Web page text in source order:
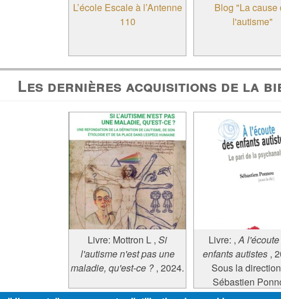
L’école Escale à l’Antenne
110
Blog "La cause
l'autisme"
Les dernières acquisitions de la
Livre: Mottron L , Si
l'autisme n'est pas une
maladie, qu'est-ce ? , 2024.
Livre: ,A
enfants autistes ,
Sous la
Sébastien